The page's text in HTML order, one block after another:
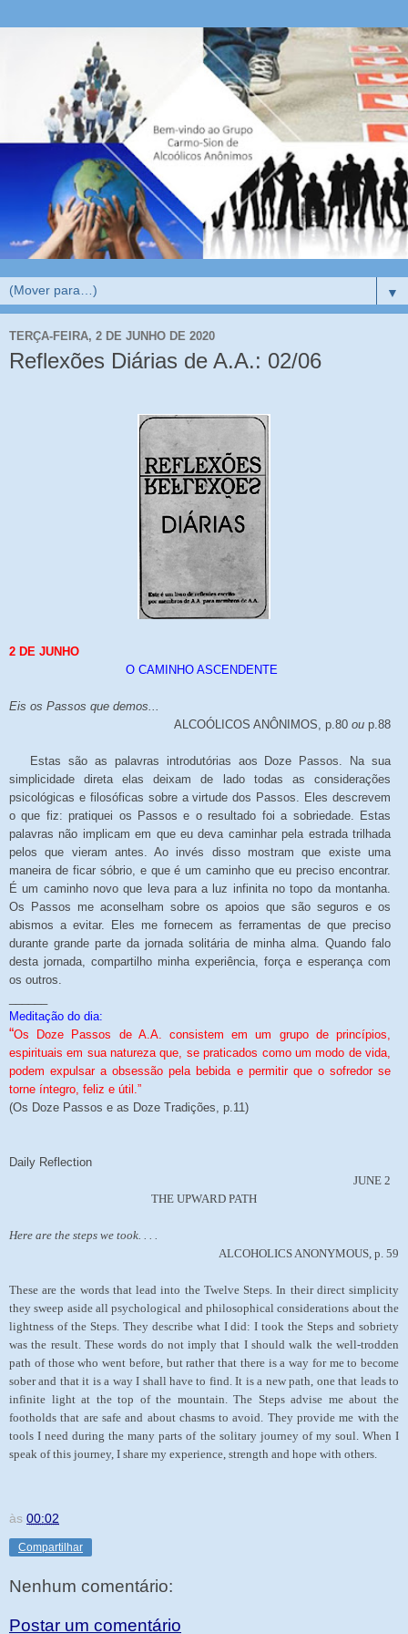
▼
TERÇA-FEIRA, 2 DE JUNHO DE 2020
Reflexões Diárias de A.A.: 02/06
2 DE JUNHO
O CAMINHO ASCENDENTE
Eis os Passos que demos...
ALCOÓLICOS ANÔNIMOS, p.80 oup.88
Estas são as palavras introdutórias aos Doze Passos. Na sua
simplicidade direta elas deixam de lado todas as considerações
psicológicas e filosóficas sobre a virtude dos Passos. Eles descrevem
o que fiz: pratiquei os Passos e o resultado foi a sobriedade. Estas
palavras não implicam em que eu deva caminhar pela estrada trilhada
pelos que vieram antes. Ao invés disso mostram que existe uma
maneira de ficar sóbrio, e que é um caminho que eu preciso encontrar.
É um caminho novo que leva para a luz infinita no topo da montanha.
Os Passos me aconselham sobre os apoios que são seguros e os
abismos a evitar. Eles me fornecem as ferramentas de que preciso
durante grande parte da jornada solitária de minha alma. Quando falo
desta jornada, compartilho minha experiência, força e esperança com
os outros.
Meditação do dia:
“Os Doze Passos de A.A. consistem em um grupo de princípios,
espirituais em sua natureza que, se praticados como um modo de vida,
podem expulsar a obsessão pela bebida e permitir que o sofredor se
torne íntegro, feliz e útil.”
(Os Doze Passos e as Doze Tradições, p.11)
Daily Reflection
JUNE 2
THE UPWARD PATH
Here are the steps we took. . . .
ALCOHOLICS ANONYMOUS, p. 59
These are the words that lead into the Twelve Steps. In their direct simplicity
they sweep aside all psychological and philosophical considerations about the
lightness of the Steps. They describe what I did: I took the Steps and sobriety
was the result. These words do not imply that I should walk the well-trodden
path of those who went before, but rather that there is a way for me to become
sober and that it is a way I shall have to find. It is a new path, one that leads to
infinite light at the top of the mountain. The Steps advise me about the
footholds that are safe and about chasms to avoid. They provide me with the
tools I need during the many parts of the solitary journey of my soul. When I
speak of this journey, I share my experience, strength and hope with others.
às 00:02
Compartilhar
Nenhum comentário:
Postar um comentário